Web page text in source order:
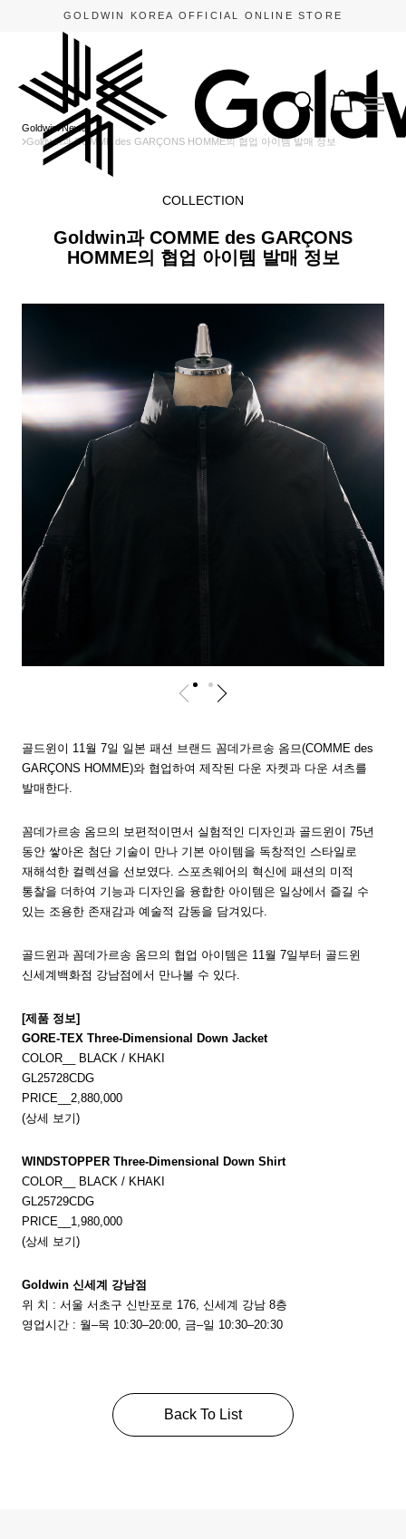
GOLDWIN KOREA OFFICIAL ONLINE STORE
Goldwin News
Goldwin과 COMME des GARÇONS HOMME의 협업 아이템 발매 정보
COLLECTION
Goldwin과 COMME des GARÇONS
HOMME의 협업 아이템 발매 정보
골드윈이 11월 7일 일본 패션 브랜드 꼼데가르송 옴므(COMME des
GARÇONS HOMME)와 협업하여 제작된 다운 자켓과 다운 셔츠를
발매한다.
꼼데가르송 옴므의 보편적이면서 실험적인 디자인과 골드윈이 75년
동안 쌓아온 첨단 기술이 만나 기본 아이템을 독창적인 스타일로
재해석한 컬렉션을 선보였다. 스포츠웨어의 혁신에 패션의 미적
통찰을 더하여 기능과 디자인을 융합한 아이템은 일상에서 즐길 수
있는 조용한 존재감과 예술적 감동을 담겨있다.
골드윈과 꼼데가르송 옴므의 협업 아이템은 11월 7일부터 골드윈
신세계백화점 강남점에서 만나볼 수 있다.
[제품 정보]
GORE-TEX Three-Dimensional Down Jacket
COLOR__ BLACK / KHAKI
GL25728CDG
PRICE__2,880,000
(상세 보기)
WINDSTOPPER Three-Dimensional Down Shirt
COLOR__ BLACK / KHAKI
GL25729CDG
PRICE__1,980,000
(상세 보기)
Goldwin 신세계 강남점
위 치 : 서울 서초구 신반포로 176, 신세계 강남 8층
영업시간 : 월–목 10:30–20:00, 금–일 10:30–20:30
Back To List